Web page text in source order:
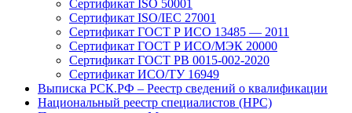
Сертификат ISO 50001
Сертификат ISO/IEC 27001
Сертификат ГОСТ Р ИСО 13485 — 2011
Сертификат ГОСТ Р ИСО/МЭК 20000
Сертификат ГОСТ РВ 0015-002-2020
Сертификат ИСО/ТУ 16949
Выписка РСК.РФ – Реестр сведений о квалификации
Национальный реестр специалистов (НРС)